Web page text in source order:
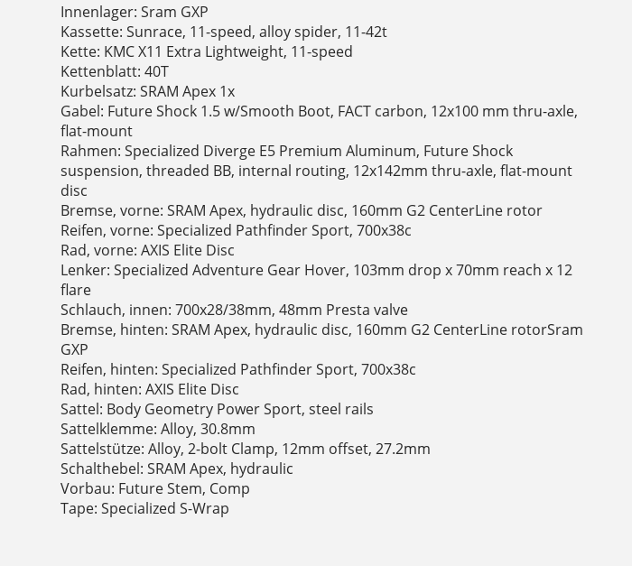
Innenlager: Sram GXP
Kassette: Sunrace, 11-speed, alloy spider, 11-42t
Kette: KMC X11 Extra Lightweight, 11-speed
Kettenblatt: 40T
Kurbelsatz: SRAM Apex 1x
Gabel: Future Shock 1.5 w/Smooth Boot, FACT carbon, 12x100 mm thru-axle,
flat-mount
Rahmen: Specialized Diverge E5 Premium Aluminum, Future Shock
suspension, threaded BB, internal routing, 12x142mm thru-axle, flat-mount
disc
Bremse, vorne: SRAM Apex, hydraulic disc, 160mm G2 CenterLine rotor
Reifen, vorne: Specialized Pathfinder Sport, 700x38c
Rad, vorne: AXIS Elite Disc
Lenker: Specialized Adventure Gear Hover, 103mm drop x 70mm reach x 12
flare
Schlauch, innen: 700x28/38mm, 48mm Presta valve
Bremse, hinten: SRAM Apex, hydraulic disc, 160mm G2 CenterLine rotorSram
GXP
Reifen, hinten: Specialized Pathfinder Sport, 700x38c
Rad, hinten: AXIS Elite Disc
Sattel: Body Geometry Power Sport, steel rails
Sattelklemme: Alloy, 30.8mm
Sattelstütze: Alloy, 2-bolt Clamp, 12mm offset, 27.2mm
Schalthebel: SRAM Apex, hydraulic
Vorbau: Future Stem, Comp
Tape: Specialized S-Wrap